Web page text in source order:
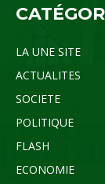
LA UNE SITE
ACTUALITES
SOCIETE
POLITIQUE
FLASH
ECONOMIE